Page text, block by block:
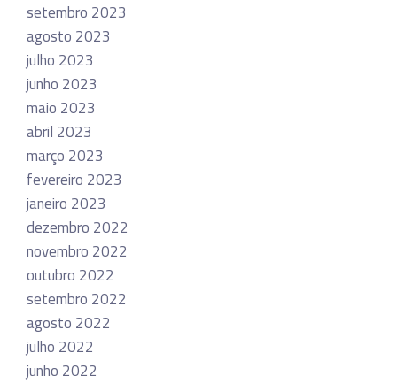
setembro 2023
agosto 2023
julho 2023
junho 2023
maio 2023
abril 2023
março 2023
fevereiro 2023
janeiro 2023
dezembro 2022
novembro 2022
outubro 2022
setembro 2022
agosto 2022
julho 2022
junho 2022